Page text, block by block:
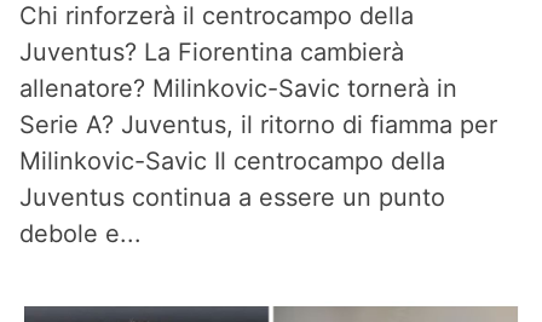
Chi rinforzerà il centrocampo della
Juventus? La Fiorentina cambierà
allenatore? Milinkovic-Savic tornerà in
Serie A? Juventus, il ritorno di fiamma per
Milinkovic-Savic Il centrocampo della
Juventus continua a essere un punto
debole e...